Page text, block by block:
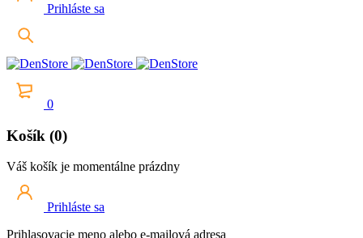
Prihláste sa
0
Košík (0)
Váš košík je momentálne prázdny
Prihláste sa
Prihlasovacie meno alebo e-mailová adresa